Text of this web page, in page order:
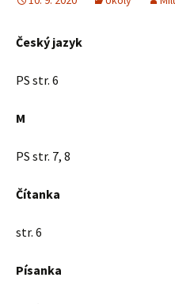
Český jazyk
PS str. 6
M
PS str. 7, 8
Čítanka
str. 6
Písanka